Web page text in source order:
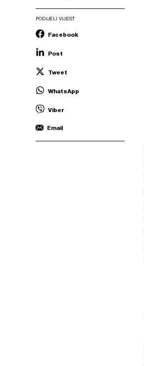
PODIJELI VIJEST
Facebook
Post
Tweet
WhatsApp
Viber
Email